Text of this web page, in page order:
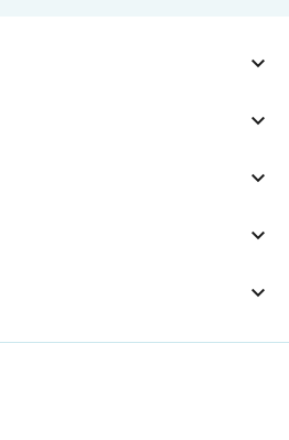




